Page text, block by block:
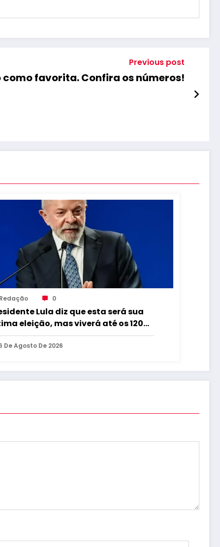
Previous post
como favorita. Confira os números!
Redação 0
Lula diz que esta será sua
eleição, mas viverá até os 120
De Agosto De 2026